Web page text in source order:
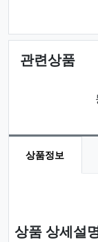
관련상품
상품정보
상품 상세설